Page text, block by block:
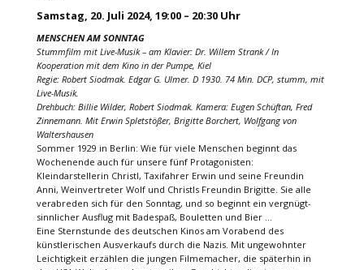
Samstag, 20. Juli 2024, 19:00 – 20:30 Uhr
MENSCHEN AM SONNTAG
Stummfilm mit Live-Musik – am Klavier: Dr. Willem Strank / In
Kooperation mit dem Kino in der Pumpe, Kiel
Regie: Robert Siodmak. Edgar G. Ulmer. D 1930. 74 Min. DCP, stumm, mit
Live-Musik.
Drehbuch: Billie Wilder, Robert Siodmak. Kamera: Eugen Schüftan, Fred
Zinnemann. Mit Erwin Spletstößer, Brigitte Borchert, Wolfgang von
Waltershausen
Sommer 1929 in Berlin: Wie für viele Menschen beginnt das
Wochenende auch für unsere fünf Protagonisten:
Kleindarstellerin Christl, Taxifahrer Erwin und seine Freundin
Anni, Weinvertreter Wolf und Christls Freundin Brigitte. Sie alle
verabreden sich für den Sonntag, und so beginnt ein vergnügt-
sinnlicher Ausflug mit Badespaß, Bouletten und Bier …
Eine Sternstunde des deutschen Kinos am Vorabend des
künstlerischen Ausverkaufs durch die Nazis. Mit ungewohnter
Leichtigkeit erzählen die jungen Filmemacher, die späterhin in